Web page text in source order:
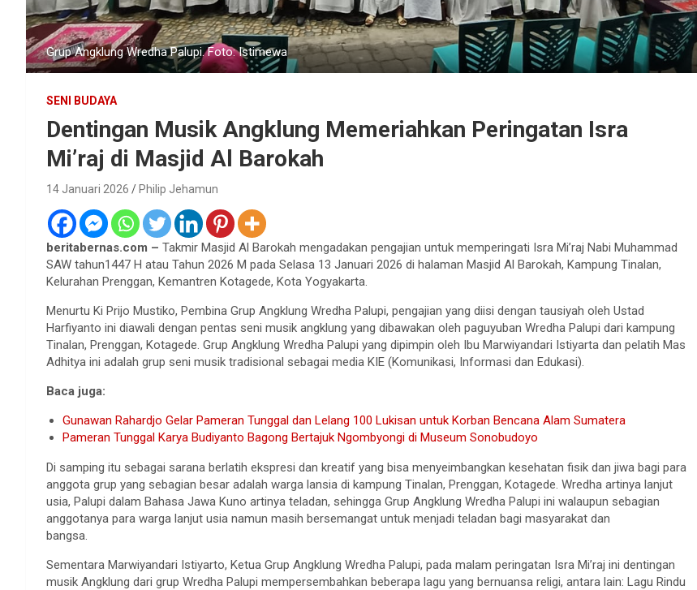
Grup Angklung Wredha Palupi. Foto: Istimewa
SENI BUDAYA
Dentingan Musik Angklung Memeriahkan Peringatan Isra
Mi’raj di Masjid Al Barokah
14 Januari 2026 Philip Jehamun
beritabernas.com – Takmir Masjid Al Barokah mengadakan pengajian untuk memperingati Isra Mi’raj Nabi Muhammad
SAW tahun1447 H atau Tahun 2026 M pada Selasa 13 Januari 2026 di halaman Masjid Al Barokah, Kampung Tinalan,
Kelurahan Prenggan, Kemantren Kotagede, Kota Yogyakarta.
Menurtu Ki Prijo Mustiko, Pembina Grup Angklung Wredha Palupi, pengajian yang diisi dengan tausiyah oleh Ustad
Harfiyanto ini diawali dengan pentas seni musik angklung yang dibawakan oleh paguyuban Wredha Palupi dari kampung
Tinalan, Prenggan, Kotagede. Grup Angklung Wredha Palupi yang dipimpin oleh Ibu Marwiyandari Istiyarta dan pelatih Mas
Adhitya ini adalah grup seni musik tradisional sebagai media KIE (Komunikasi, Informasi dan Edukasi).
Baca juga:
Gunawan Rahardjo Gelar Pameran Tunggal dan Lelang 100 Lukisan untuk Korban Bencana Alam Sumatera
Pameran Tunggal Karya Budiyanto Bagong Bertajuk Ngombyongi di Museum Sonobudoyo
Di samping itu sebagai sarana berlatih ekspresi dan kreatif yang bisa menyeimbangkan kesehatan fisik dan jiwa bagi para
anggota grup yang sebagian besar adalah warga lansia di kampung Tinalan, Prenggan, Kotagede. Wredha artinya lanjut
usia, Palupi dalam Bahasa Jawa Kuno artinya teladan, sehingga Grup Angklung Wredha Palupi ini walaupun sebagian
anggotanya para warga lanjut usia namun masih bersemangat untuk menjadi teladan bagi masyarakat dan
bangsa.
Sementara Marwiyandari Istiyarto, Ketua Grup Angklung Wredha Palupi, pada malam peringatan Isra Mi’raj ini dentingan
musik Angklung dari grup Wredha Palupi mempersembahkan beberapa lagu yang bernuansa religi, antara lain: Lagu Rindu